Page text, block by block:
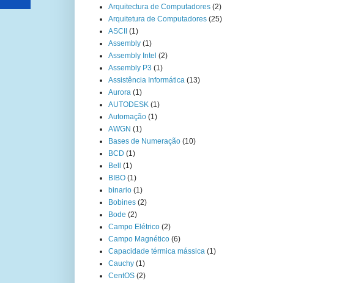
Arquitectura de Computadores (2)
Arquitetura de Computadores (25)
ASCII
(1)
Assembly (1)
Assembly Intel (2)
Assembly P3 (1)
Assistência Informática (13)
Aurora (1)
AUTODESK (1)
Automação (1)
AWGN (1)
Bases de Numeração (10)
BCD (1)
Bell
(1)
BIBO (1)
binario (1)
Bobines (2)
Bode (2)
Campo Elétrico (2)
Campo Magnético (6)
Capacidade térmica mássica (1)
Cauchy (1)
CentOS (2)